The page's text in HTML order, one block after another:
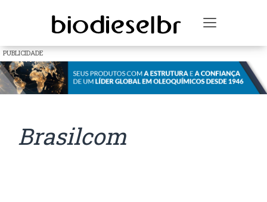
Toggle
PUBLICIDADE
Brasilcom